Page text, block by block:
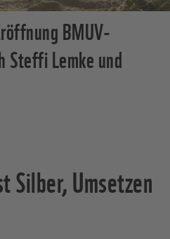
BMUV-
Steffi Lemke und
Silber, Umsetzen